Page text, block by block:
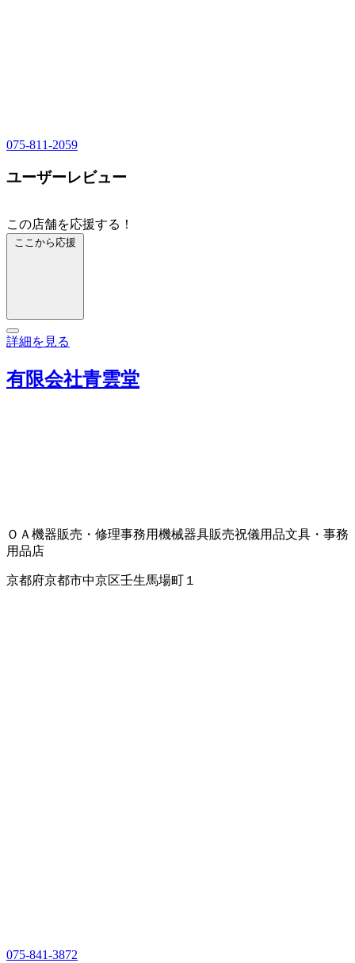
075-811-2059
ユーザーレビュー
この店舗を応援する！
ここから応援
詳細を見る
有限会社青雲堂
ＯＡ機器販売・修理事務用機械器具販売祝儀用品文具・事務
用品店
京都府京都市中京区壬生馬場町１
075-841-3872